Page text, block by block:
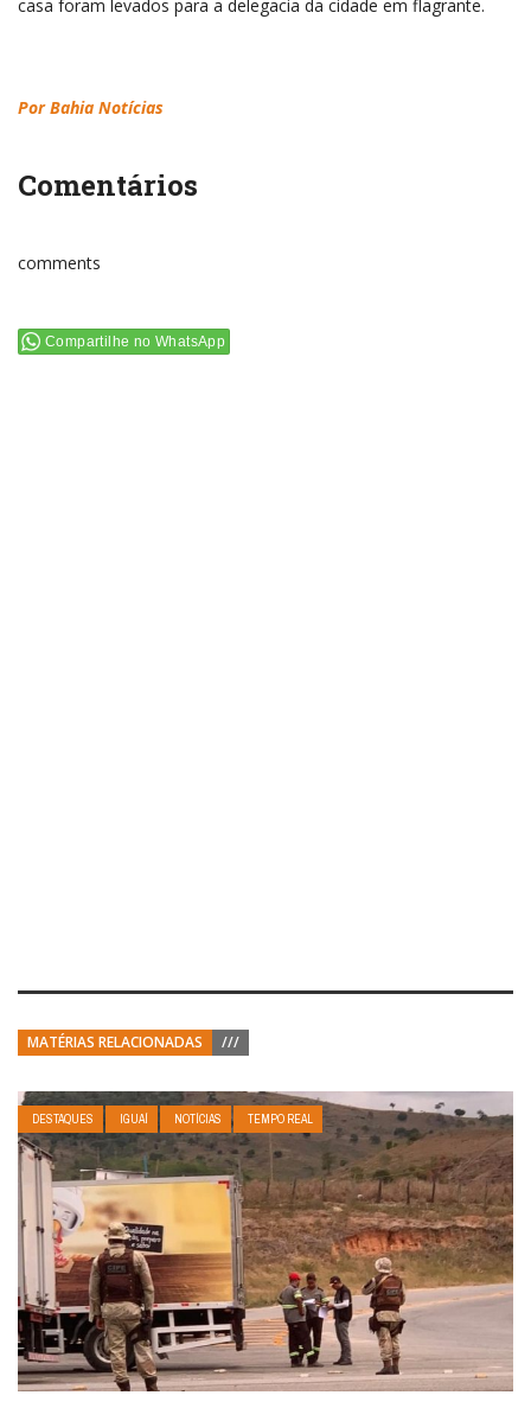
casa foram levados para a delegacia da cidade em flagrante.
Por Bahia Notícias
Comentários
comments
Compartilhe no WhatsApp
MATÉRIAS RELACIONADAS ///
DESTAQUES IGUAÍ NOTÍCIAS TEMPO REAL